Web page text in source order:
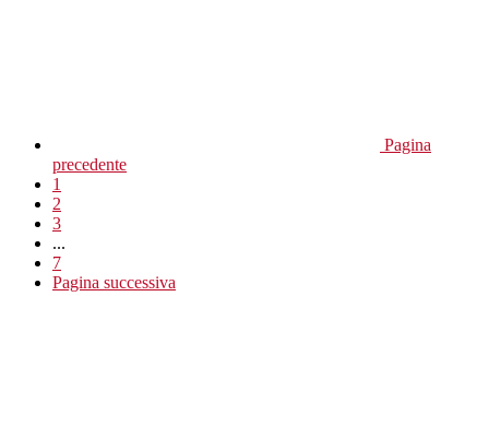
Pagina
precedente
1
2
3
...
7
Pagina successiva